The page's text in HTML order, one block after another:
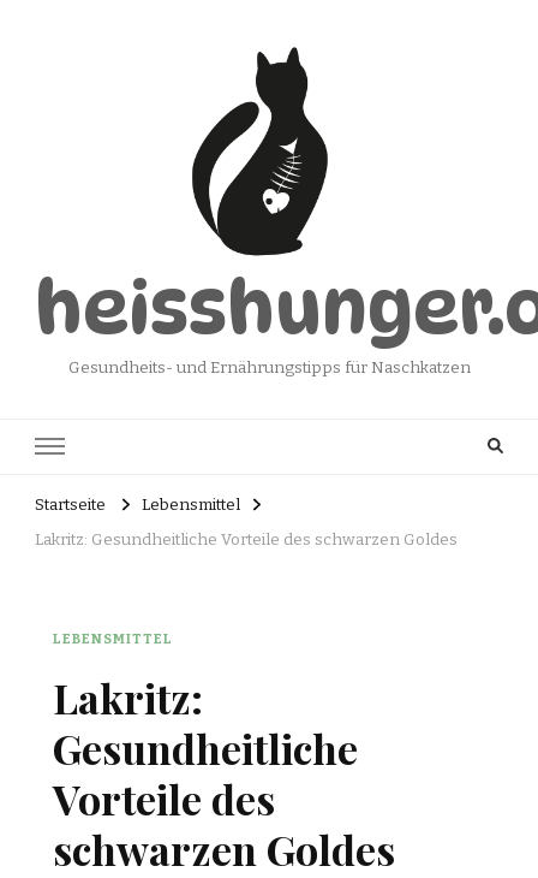
Gesundheits- und Ernährungstipps für Naschkatzen
Startseite
Lebensmittel
Lakritz: Gesundheitliche Vorteile des schwarzen Goldes
LEBENSMITTEL
Lakritz:
Gesundheitliche
Vorteile des
schwarzen Goldes